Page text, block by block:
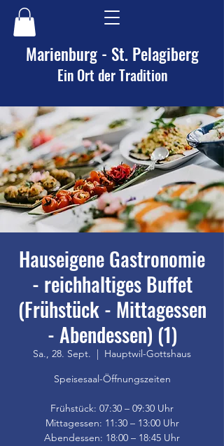
Marienburg - St. Pelagiberg
Ein Ort der Tradition
Hauseigene Gastronomie
- reichhaltiges Buffet
(Frühstück - Mittagessen
- Abendessen) (1)
Sa., 28. Sept.
  |
Hauptwil-Gottshaus
Speisesaal-Öffnungszeiten
Frühstück: 07:30 – 09:30 Uhr
Mittagessen: 11:30 – 13:00 Uhr